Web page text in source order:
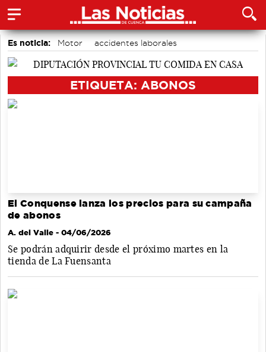
Es noticia: Motor
accidentes laborales
Actividades culturales en Cuenca
ETIQUETA: ABONOS
El Conquense lanza los precios para su campaña
de abonos
A. del Valle - 04/06/2026
Se podrán adquirir desde el próximo martes en la
tienda de La Fuensanta